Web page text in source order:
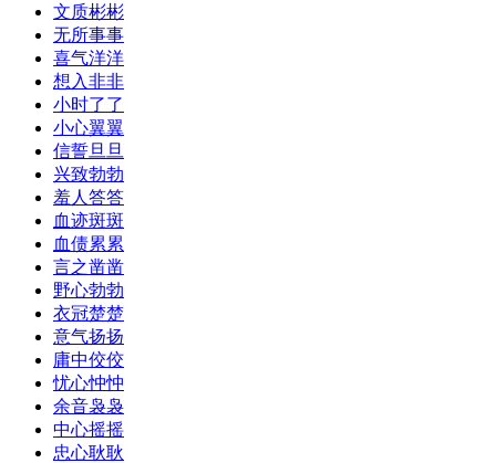
文质彬彬
无所事事
喜气洋洋
想入非非
小时了了
小心翼翼
信誓旦旦
兴致勃勃
羞人答答
血迹斑斑
血债累累
言之凿凿
野心勃勃
衣冠楚楚
意气扬扬
庸中佼佼
忧心忡忡
余音袅袅
中心摇摇
忠心耿耿